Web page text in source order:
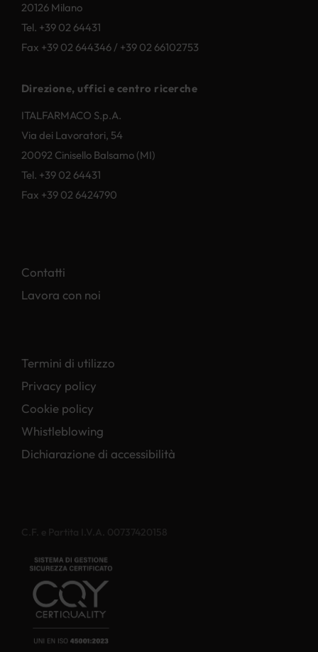
20126 Milano
Tel. +39 02 64431
Fax +39 02 644346 / +39 02 66102753
Direzione, uffici e centro ricerche
ITALFARMACO S.p.A.
Via dei Lavoratori, 54
20092 Cinisello Balsamo (MI)
Tel. +39 02 64431
Fax +39 02 6424790
Contatti
Lavora con noi
Termini di utilizzo
Privacy policy
Cookie policy
Whistleblowing
Dichiarazione di accessibilità